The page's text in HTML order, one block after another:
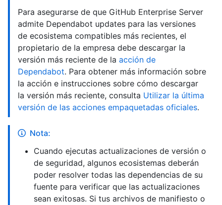
Para asegurarse de que GitHub Enterprise Server
admite Dependabot updates para las versiones
de ecosistema compatibles más recientes, el
propietario de la empresa debe descargar la
versión más reciente de la acción de
Dependabot. Para obtener más información sobre
la acción e instrucciones sobre cómo descargar
la versión más reciente, consulta Utilizar la última
versión de las acciones empaquetadas oficiales.
Nota:
Cuando ejecutas actualizaciones de versión o
de seguridad, algunos ecosistemas deberán
poder resolver todas las dependencias de su
fuente para verificar que las actualizaciones
sean exitosas. Si tus archivos de manifiesto o